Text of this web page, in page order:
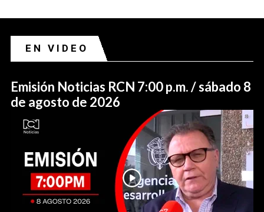
EN VIDEO
Emisión Noticias RCN 7:00 p.m. / sábado 8
de agosto de 2026